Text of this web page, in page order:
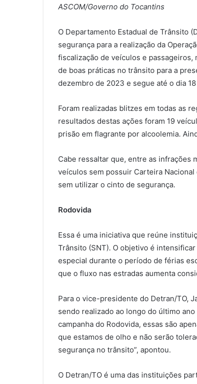
ASCOM/Governo do Tocantins
O Departamento Estadual de Trânsito
segurança para a realização da
fiscalização de veículos e
de boas práticas no trânsito para a
dezembro de 2023 e segue até o dia
Foram realizadas blitzes em todas as
resultados destas ações foram 19
prisão em flagrante por alcoolemia.
Cabe ressaltar que, entre as infrações
veículos sem possuir Carteira
sem utilizar o cinto de segurança.
Rodovida
Essa é uma iniciativa que reúne
Trânsito (SNT). O objetivo é
especial durante o período de férias
que o fluxo nas estradas aumenta
Para o vice-presidente do Detran/TO,
sendo realizado ao longo do último
campanha do Rodovida, essas são
que estamos de olho e não serão
segurança no trânsito”, apontou.
O Detran/TO é uma das instituições